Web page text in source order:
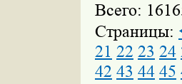
Всего:
Страницы:
21 22 23 24
42 43 44 45